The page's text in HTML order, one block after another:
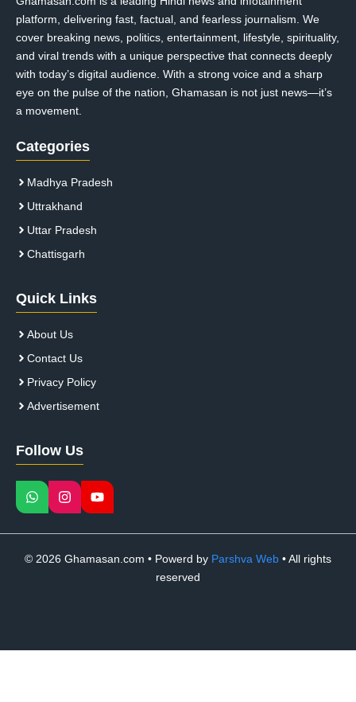
platform, delivering fast, factual, and fearless journalism. We
cover breaking news, politics, entertainment, lifestyle, spirituality,
and viral trends with a unique perspective that connects deeply
with today’s digital audience. With a strong voice and a sharp
eye on the pulse of the nation, Ghamasan is not just news—it’s
a movement.
Categories
Madhya Pradesh
Uttrakhand
Uttar Pradesh
Chattisgarh
Quick Links
About Us
Contact Us
Privacy Policy
Advertisement
Follow Us
© 2026 Ghamasan.com • Powerd by Parshva Web • All rights
reserved